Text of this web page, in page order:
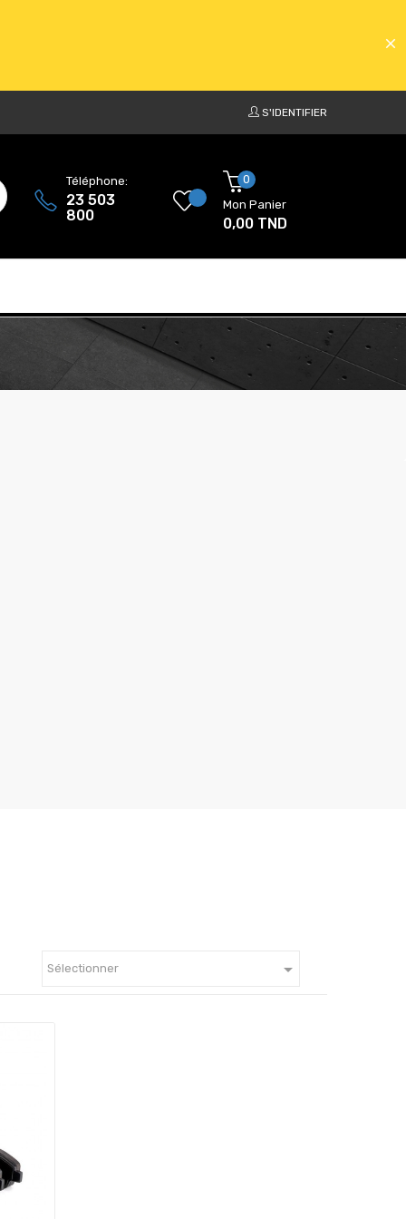
S'IDENTIFIER
Téléphone:
23 503
800
0
Mon Panier
0,00 TND
Sélectionner 